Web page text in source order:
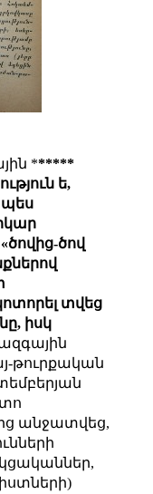
******
ե,
«ծովից-ծով
տվեց
, իսկ
թուրքական
անջատվեց,